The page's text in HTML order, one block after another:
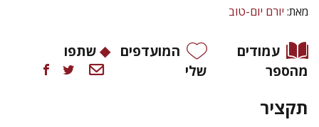
מאת: יורם יום-טוב
עמודים
מהספר
המועדפים
שלי
שתפו
תקציר